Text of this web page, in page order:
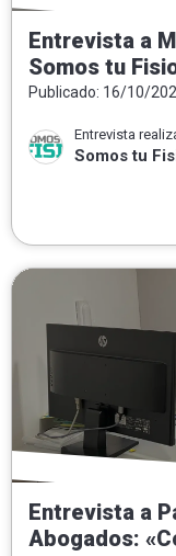
Entrevista a
Somos tu
las personas,
Publicado: 16/10/
Entrevista
Somos tu
Entrevista a
Abogados: